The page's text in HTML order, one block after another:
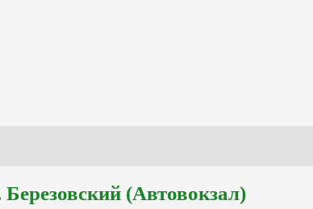
Березовский (Автовокзал)